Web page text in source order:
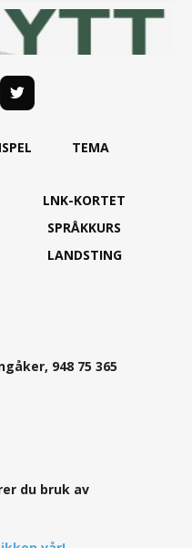
TEMA
LNK-KORTET
SPRÅKKURS
LANDSTING
948 75 365
du bruk av